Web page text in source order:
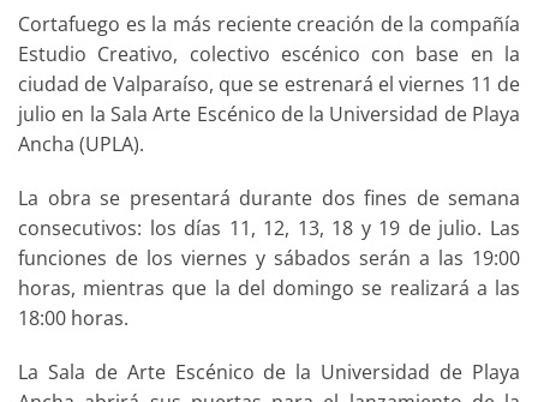
Cortafuego es la más reciente creación de la compañía
Estudio Creativo, colectivo escénico con base en la
ciudad de Valparaíso, que se estrenará el viernes 11 de
julio en la Sala Arte Escénico de la Universidad de Playa
Ancha (UPLA).
La obra se presentará durante dos fines de semana
consecutivos: los días 11, 12, 13, 18 y 19 de julio. Las
funciones de los viernes y sábados serán a las 19:00
horas, mientras que la del domingo se realizará a las
18:00 horas.
La Sala de Arte Escénico de la Universidad de Playa